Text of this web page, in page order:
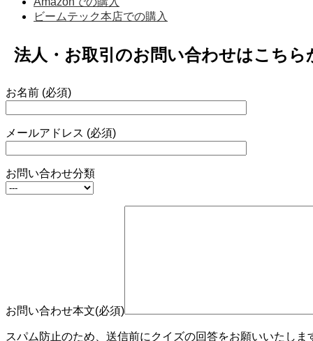
ビームテック本店での購入
法人・お取引のお問い合わせはこちら
お名前 (必須)
メールアドレス (必須)
お問い合わせ分類
お問い合わせ本文(必須)
スパム防止のため、送信前にクイズの回答をお願いいたしま